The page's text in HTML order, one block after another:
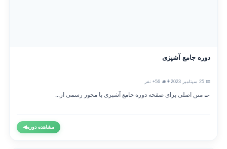
دوره جامع آشپزی
👨‍🎓 56+ نفر
🍳 متن اصلی برای صفحه دوره جامع آشپزی با مجوز رسمی از...
مشاهده دوره◀